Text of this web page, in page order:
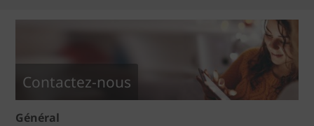
Contactez-nous
Général